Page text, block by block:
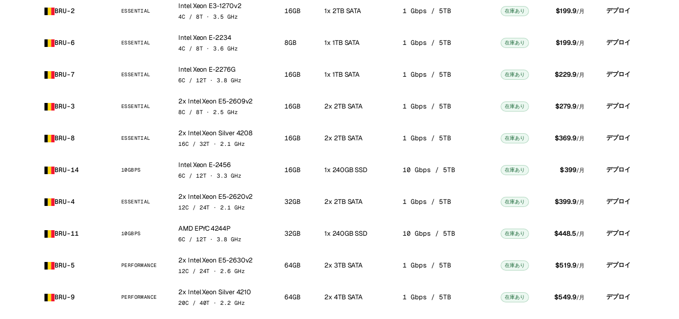
BRU-2 ESSENTIAL
Intel Xeon E3-1270v2
4C / 8T · 3.5 GHz
16GB 1x 2TB SATA 1 Gbps / 5TB 在庫あり $199.9/月 デプロイ
BRU-6 ESSENTIAL
Intel Xeon E-2234
4C / 8T · 3.6 GHz
8GB 1x 1TB SATA 1 Gbps / 5TB 在庫あり $199.9/月 デプロイ
BRU-7 ESSENTIAL
Intel Xeon E-2276G
6C / 12T · 3.8 GHz
16GB 1x 1TB SATA 1 Gbps / 5TB 在庫あり $229.9/月 デプロイ
BRU-3 ESSENTIAL
2x Intel Xeon E5-2609v2
8C / 8T · 2.5 GHz
16GB 2x 2TB SATA 1 Gbps / 5TB 在庫あり $279.9/月 デプロイ
BRU-8 ESSENTIAL
2x Intel Xeon Silver 4208
16C / 32T · 2.1 GHz
16GB 2x 2TB SATA 1 Gbps / 5TB 在庫あり $369.9/月 デプロイ
BRU-14 10GBPS
Intel Xeon E-2456
6C / 12T · 3.3 GHz
16GB 1x 240GB SSD 10 Gbps / 5TB 在庫あり $399/月 デプロイ
BRU-4 ESSENTIAL
2x Intel Xeon E5-2620v2
12C / 24T · 2.1 GHz
32GB 2x 2TB SATA 1 Gbps / 5TB 在庫あり $399.9/月 デプロイ
BRU-11 10GBPS
AMD EPYC 4244P
6C / 12T · 3.8 GHz
32GB 1x 240GB SSD 10 Gbps / 5TB 在庫あり $448.5/月 デプロイ
BRU-5 PERFORMANCE
2x Intel Xeon E5-2630v2
12C / 24T · 2.6 GHz
64GB 2x 3TB SATA 1 Gbps / 5TB 在庫あり $519.9/月 デプロイ
BRU-9 PERFORMANCE
2x Intel Xeon Silver 4210
20C / 40T · 2.2 GHz
64GB 2x 4TB SATA 1 Gbps / 5TB 在庫あり $549.9/月 デプロイ